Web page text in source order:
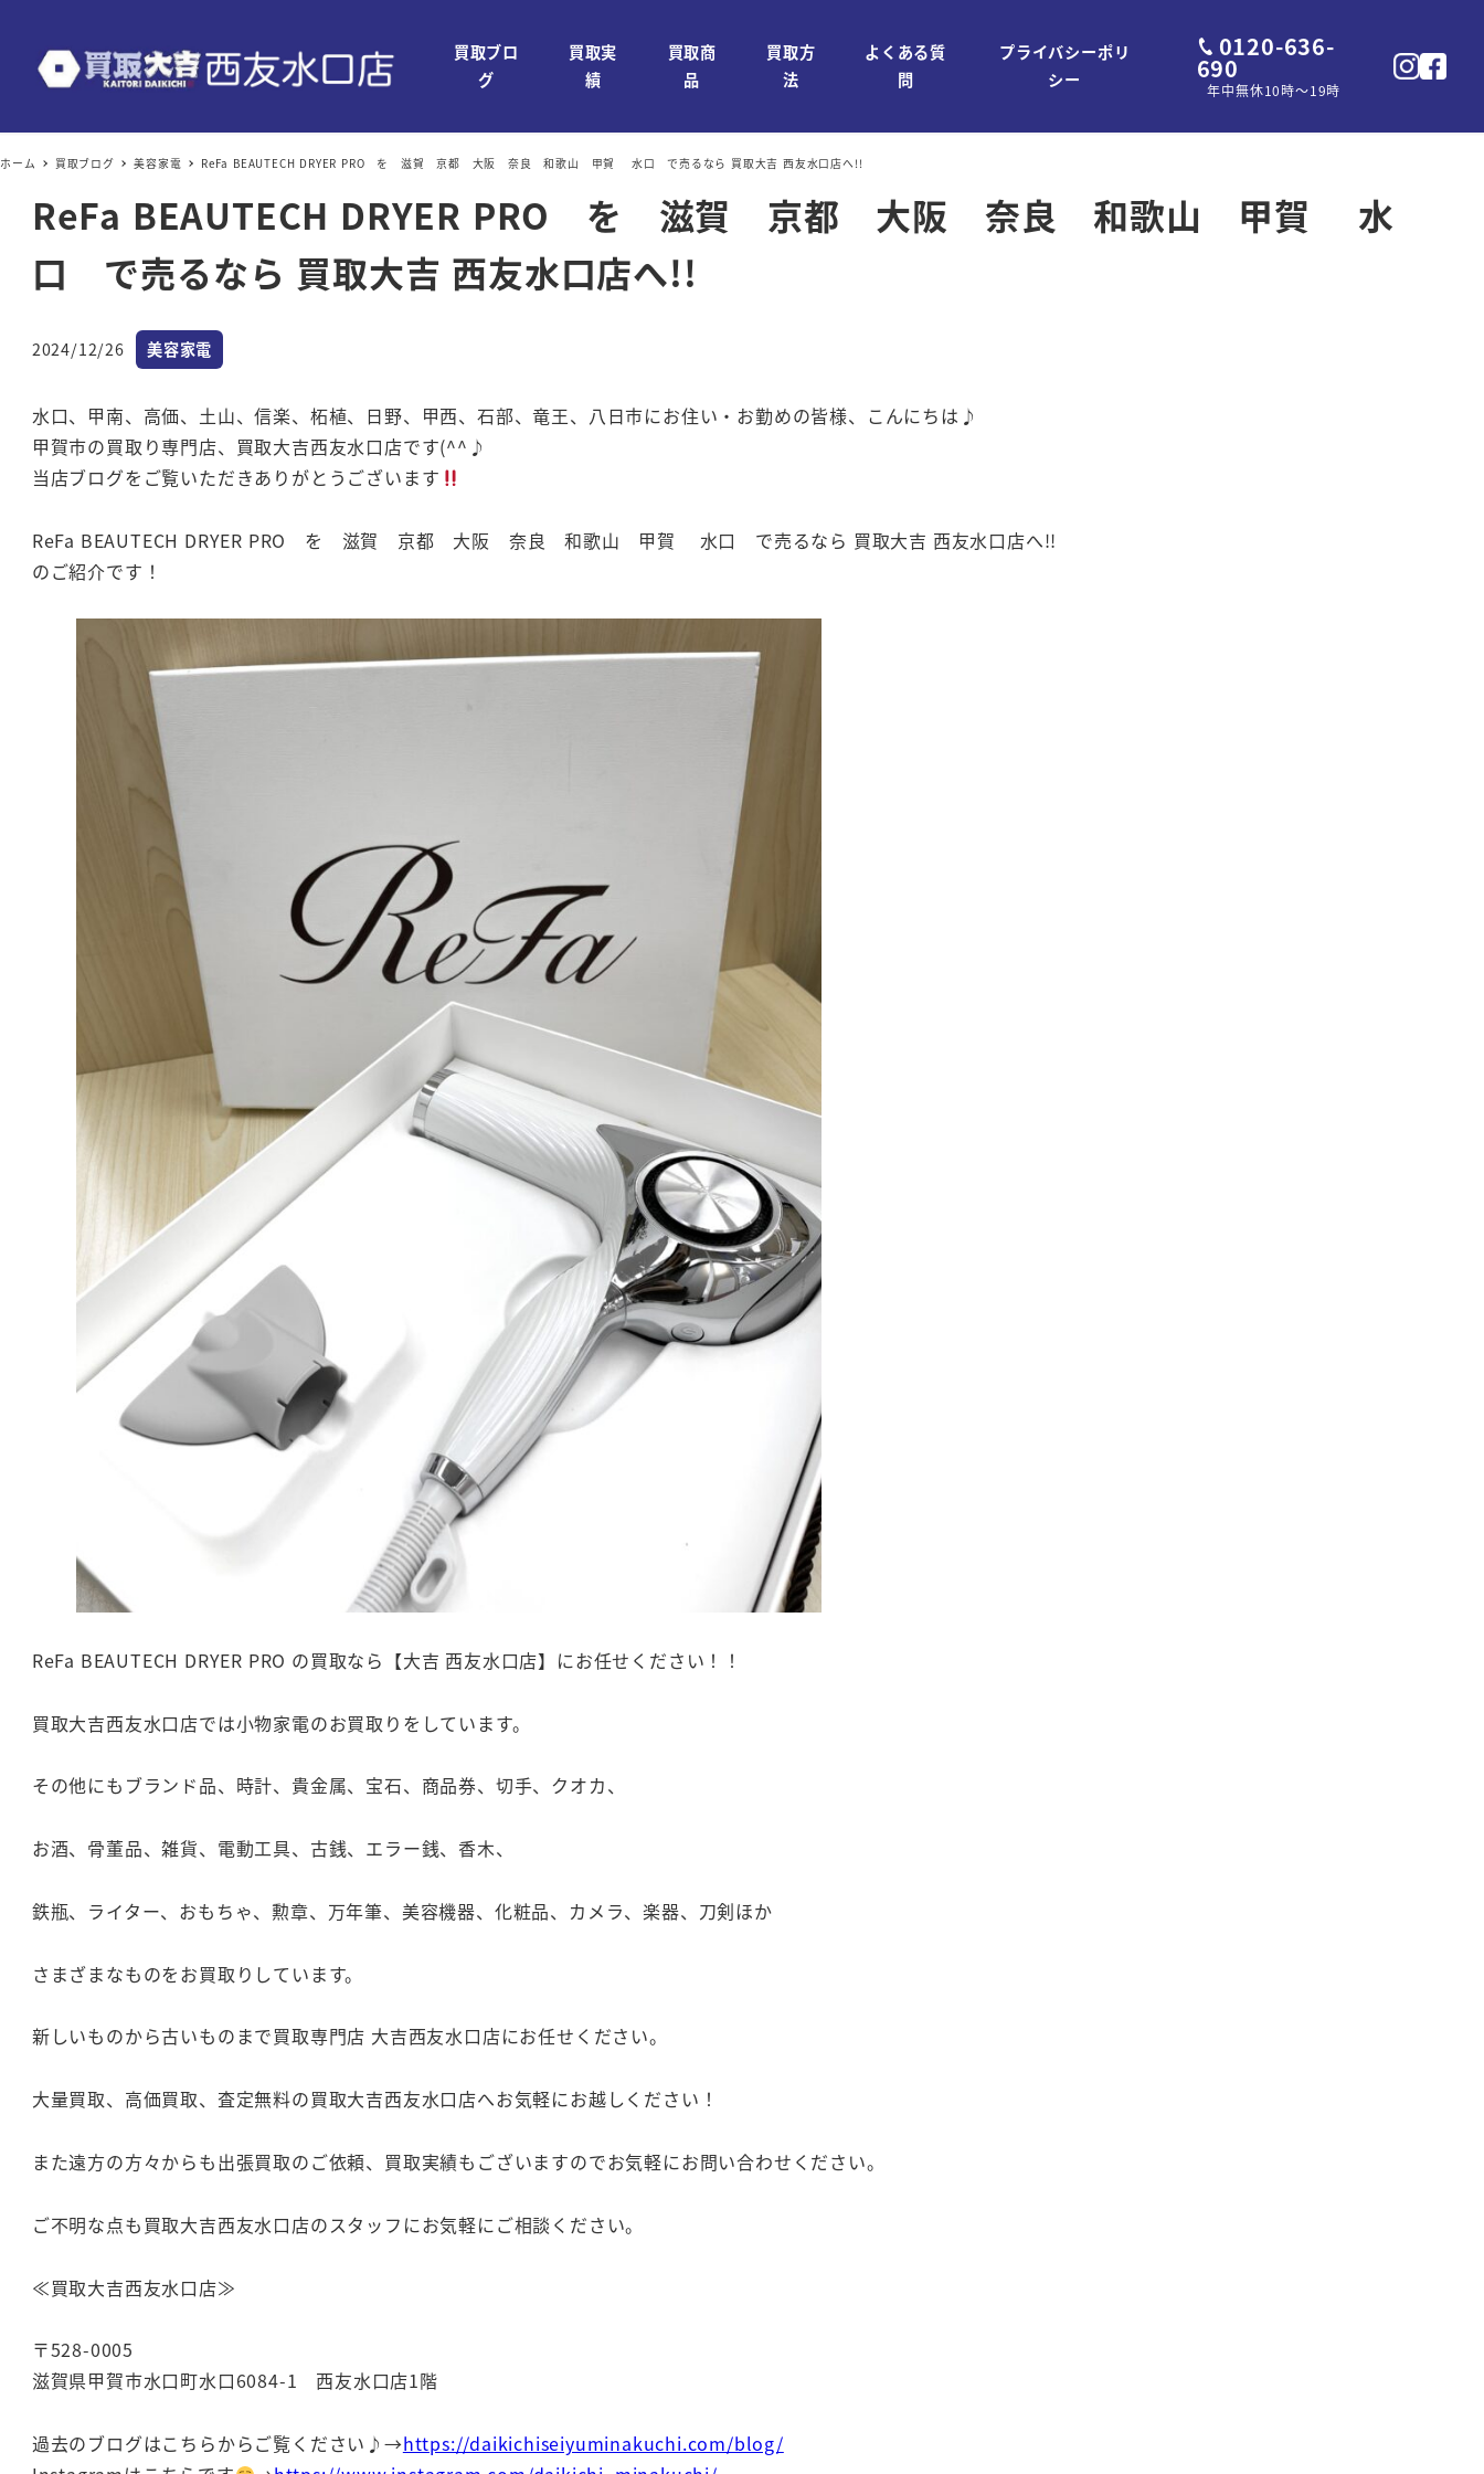
買取ブロ
グ
買取実
績
買取商
品
買取方
法
よくある質
問
プライバシーポリ
シー
0120-636-
690
年中無休10時～19時
ホーム 買取ブログ 美容家電 ReFa BEAUTECH DRYER PRO を 滋賀 京都 大阪 奈良 和歌山 甲賀 水口 で売るなら 買取大吉 西友水口店へ!!
ReFa BEAUTECH DRYER PRO を 滋賀 京都 大阪 奈良 和歌山 甲賀 水
口 で売るなら 買取大吉 西友水口店へ!!
投稿日
2024/12/26 カテゴリー
美容家電
水口、甲南、高価、土山、信楽、柘植、日野、甲西、石部、竜王、八日市にお住い・お勤めの皆様、こんにちは♪
甲賀市の買取り専門店、買取大吉西友水口店です(^^♪
当店ブログをご覧いただきありがとうございます
ReFa BEAUTECH DRYER PRO を 滋賀 京都 大阪 奈良 和歌山 甲賀 水口 で売るなら 買取大吉 西友水口店へ!!
のご紹介です！
ReFa BEAUTECH DRYER PRO の買取なら【大吉 西友水口店】にお任せください！！
買取大吉西友水口店では小物家電のお買取りをしています。
その他にもブランド品、時計、貴金属、宝石、商品券、切手、クオカ、
お酒、骨董品、雑貨、電動工具、古銭、エラー銭、香木、
鉄瓶、ライター、おもちゃ、勲章、万年筆、美容機器、化粧品、カメラ、楽器、刀剣ほか
さまざまなものをお買取りしています。
新しいものから古いものまで買取専門店 大吉西友水口店にお任せください。
大量買取、高価買取、査定無料の買取大吉西友水口店へお気軽にお越しください！
また遠方の方々からも出張買取のご依頼、買取実績もございますのでお気軽にお問い合わせください。
ご不明な点も買取大吉西友水口店のスタッフにお気軽にご相談ください。
≪買取大吉西友水口店≫
〒528-0005
滋賀県甲賀市水口町水口6084-1 西友水口店1階
過去のブログはこちらからご覧ください♪→https://daikichiseiyuminakuchi.com/blog/